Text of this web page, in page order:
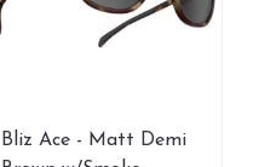
Bliz Ace - Matt Demi